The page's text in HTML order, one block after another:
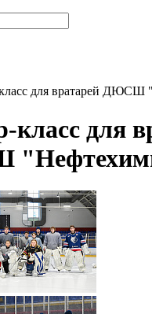
для вратарей ДЮСШ
класс для